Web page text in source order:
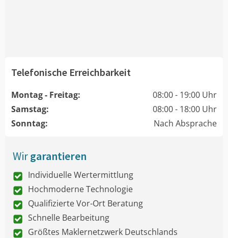
Telefonische Erreichbarkeit
Montag - Freitag:
08:00 - 19:00 Uhr
Samstag:
08:00 - 18:00 Uhr
Sonntag:
Nach Absprache
Wirgarantieren
Individuelle Wertermittlung
Hochmoderne Technologie
Qualifizierte Vor-Ort Beratung
Schnelle Bearbeitung
Größtes Maklernetzwerk Deutschlands